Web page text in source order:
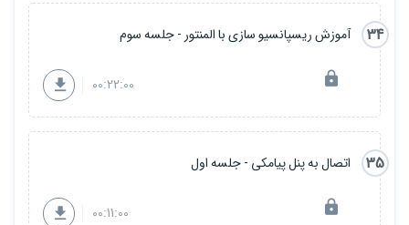
34 آموزش ریسپانسیو سازی با المنتور - جلسه سوم
00:22:00
35 اتصال به پنل پیامکی - جلسه اول
00:11:00